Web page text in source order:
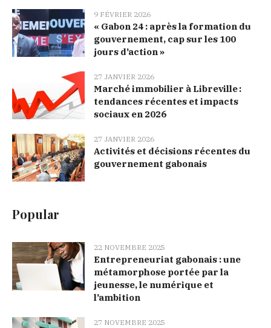
9 FÉVRIER 2026
« Gabon 24 : après la formation du
gouvernement, cap sur les 100
jours d’action »
27 JANVIER 2026
Marché immobilier à Libreville :
tendances récentes et impacts
sociaux en 2026
27 JANVIER 2026
Activités et décisions récentes du
gouvernement gabonais
Popular
22 NOVEMBRE 2025
Entrepreneuriat gabonais : une
métamorphose portée par la
jeunesse, le numérique et
l’ambition
27 NOVEMBRE 2025